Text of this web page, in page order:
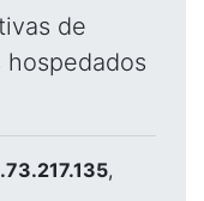
de
hospedados
,